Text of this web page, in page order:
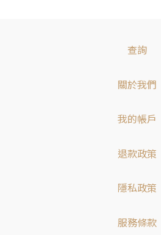
查詢
關於我們
我的帳戶
退款政策
隱私政策
服務條款